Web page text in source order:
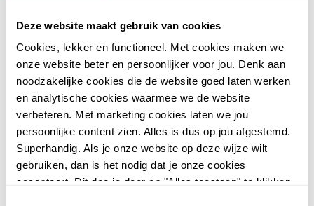
Deze website maakt gebruik van cookies
Cookies, lekker en functioneel. Met cookies maken we
onze website beter en persoonlijker voor jou. Denk aan
noodzakelijke cookies die de website goed laten werken
en analytische cookies waarmee we de website
verbeteren. Met marketing cookies laten we jou
persoonlijke content zien. Alles is dus op jou afgestemd.
Superhandig. Als je onze website op deze wijze wilt
gebruiken, dan is het nodig dat je onze cookies
accepteert. Dit doe je door op "Alles toestaan" te klikken.